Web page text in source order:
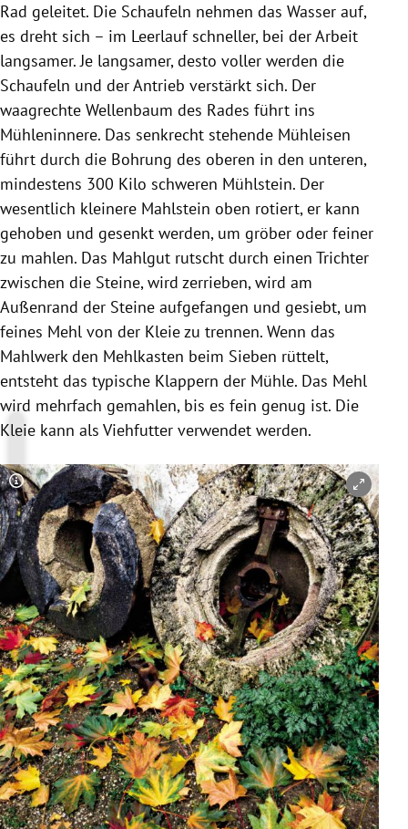
Rad geleitet. Die Schaufeln nehmen das Wasser auf,
es dreht sich – im Leerlauf schneller, bei der Arbeit
langsamer. Je langsamer, desto voller werden die
Schaufeln und der Antrieb verstärkt sich. Der
waagrechte Wellenbaum des Rades führt ins
Mühleninnere. Das senkrecht stehende Mühleisen
führt durch die Bohrung des oberen in den unteren,
mindestens 300 Kilo schweren Mühlstein. Der
wesentlich kleinere Mahlstein oben rotiert, er kann
gehoben und gesenkt werden, um gröber oder feiner
zu mahlen. Das Mahlgut rutscht durch einen Trichter
zwischen die Steine, wird zerrieben, wird am
Außenrand der Steine aufgefangen und gesiebt, um
feines Mehl von der Kleie zu trennen. Wenn das
Mahlwerk den Mehlkasten beim Sieben rüttelt,
entsteht das typische Klappern der Mühle. Das Mehl
wird mehrfach gemahlen, bis es fein genug ist. Die
Kleie kann als Viehfutter verwendet werden.
Copyright-Hinweis öffnen/schließen